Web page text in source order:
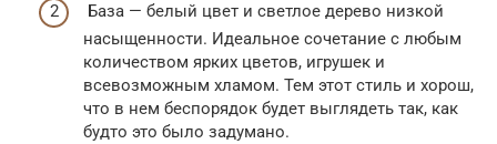
База — белый цвет и светлое дерево низкой
насыщенности. Идеальное сочетание с любым
количеством ярких цветов, игрушек и
всевозможным хламом. Тем этот стиль и хорош,
что в нем беспорядок будет выглядеть так, как
будто это было задумано.